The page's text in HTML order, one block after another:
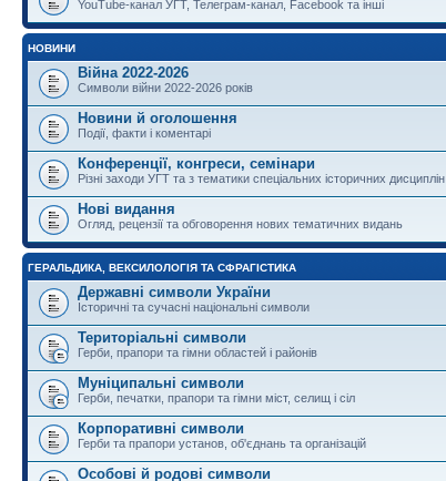
YouTube-канал УГТ, Телеграм-канал, Facebook та інші
НОВИНИ
Війна 2022-2026
Символи війни 2022-2026 років
Новини й оголошення
Події, факти і коментарі
Конференції, конгреси, семінари
Різні заходи УГТ та з тематики спеціальних історичних дисциплін
Нові видання
Огляд, рецензії та обговорення нових тематичних видань
ГЕРАЛЬДИКА, ВЕКСИЛОЛОГІЯ ТА СФРАГІСТИКА
Державні символи України
Історичні та сучасні національні символи
Територіальні символи
Герби, прапори та гімни областей і районів
Муніципальні символи
Герби, печатки, прапори та гімни міст, селищ і сіл
Корпоративні символи
Герби та прапори установ, об'єднань та організацій
Особові й родові символи